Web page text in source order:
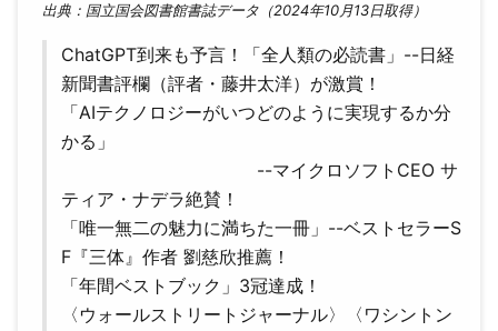
出典：国立国会図書館書誌データ（2024年10月13日取得）
ChatGPT到来も予言！「全人類の必読書」--日経
新聞書評欄（評者・藤井太洋）が激賞！
「AIテクノロジーがいつどのように実現するか分
かる」
--マイクロソフトCEO サ
ティア・ナデラ絶賛！
「唯一無二の魅力に満ちた一冊」--ベストセラーS
F『三体』作者 劉慈欣推薦！
「年間ベストブック」3冠達成！
〈ウォールストリートジャーナル〉〈ワシントン